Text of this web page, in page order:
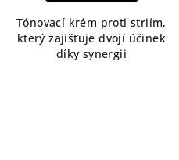
Tónovací krém proti striím,
který zajišťuje dvojí účinek
díky synergii